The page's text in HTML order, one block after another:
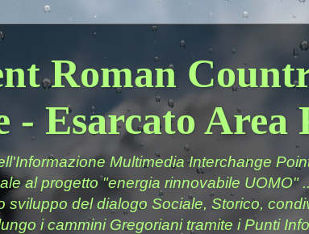
Roman
- Esarcato Area
Multimedia Interchange
al progetto "energia rinnovabile UOMO"
sviluppo del dialogo Sociale, Storico,
i cammini Gregoriani tramite i Punti